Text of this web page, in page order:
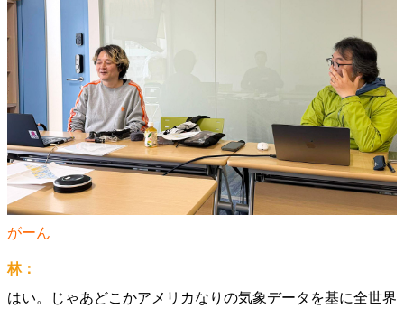
がーん
林：
はい。じゃあどこかアメリカなりの気象データを基に全世界